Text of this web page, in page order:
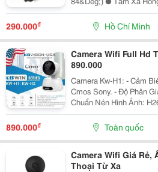
Bụi Nước Ip67 (Kx-A1003C4) ● Vỏ Nhựa
Thương Mại Dịch Vụ
290.000₫ Hồ Chí Minh
Camera Wifi Full Hd
890.000
Camera Kw-H1: - Cảm
Cmos Sony. - Độ Phân Giải: 25Fps@1Mp(1280X720). -
Chuẩn Nén Hình Ảnh: H264. - Ống Kính:
Nhìn 60.5&Deg;). - Tầm Quan Sát Hồng Ngoại: 10 Mét
(Led Smd). - Hỗ Trợ
890.000₫ Toàn quốc
Camera Wifi Giá Rẻ,
Thoại Từ Xa